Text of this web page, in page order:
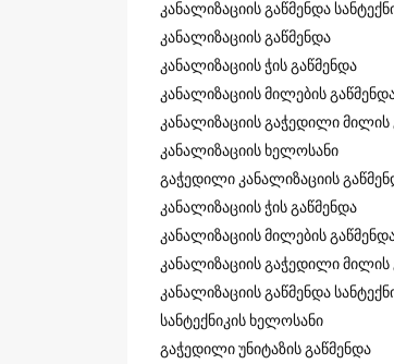
კანალიზაციის გაწმენდა
კანალიზაციის გაწმენდა
კანალიზაციის ჭის გაწმენდა
კანალიზაციის მილების
კანალიზაციის გაჭედილი მილის
კანალიზაციის ხელოსანი
გაჭედილი კანალიზაციის
კანალიზაციის ჭის გაწმენდა
კანალიზაციის მილების
კანალიზაციის გაჭედილი მილის
კანალიზაციის გაწმენდა
სანტექნიკის ხელოსანი
გაჭედილი უნიტაზის გაწმენდა